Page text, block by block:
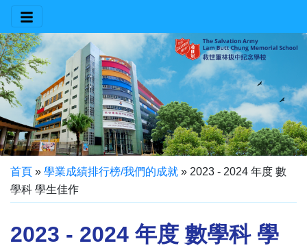
首頁 » 學業成績排行榜/我們的成就 » 2023 - 2024 年度 數
學科 學生佳作
2023 - 2024 年度 數學科 學